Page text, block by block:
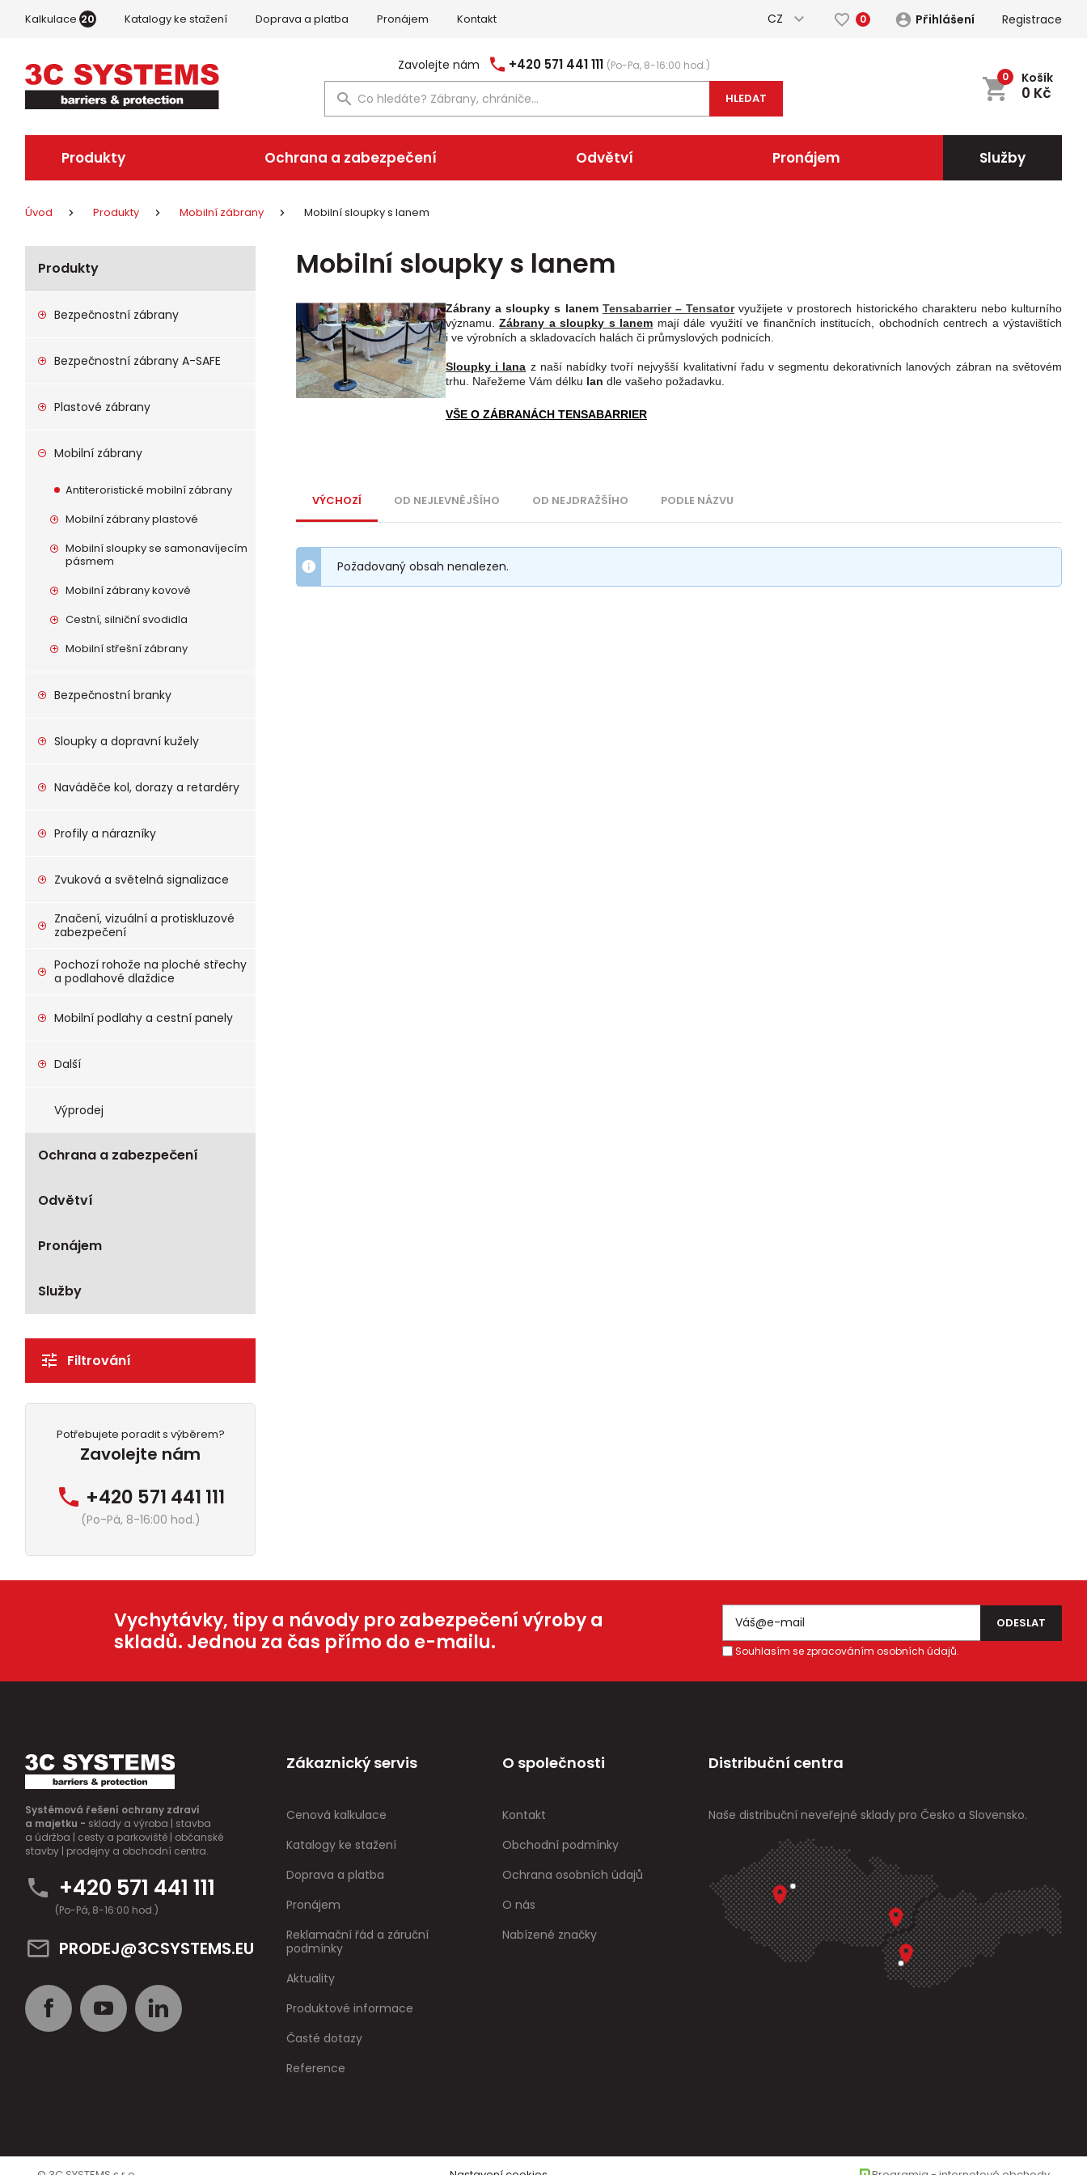
Kalkulace 20 Katalogy ke stažení Doprava a platba Pronájem Kontakt CZ 0 Přihlášení Registrace
Zavolejte nám +420 571 441 111 (Po-Pa, 8-16:00 hod.)
HLEDAT
Košík
0 Kč
0
Produkty Ochrana a zabezpečení Odvětví Pronájem Služby
Úvod Produkty Mobilní zábrany Mobilní sloupky s lanem
Produkty
Bezpečnostní zábrany
Bezpečnostní zábrany A-SAFE
Plastové zábrany
Mobilní zábrany
Antiteroristické mobilní zábrany
Mobilní zábrany plastové
Mobilní sloupky se samonavíjecím
pásmem
Mobilní zábrany kovové
Cestní, silniční svodidla
Mobilní střešní zábrany
Bezpečnostní branky
Sloupky a dopravní kužely
Naváděče kol, dorazy a retardéry
Profily a nárazníky
Zvuková a světelná signalizace
Značení, vizuální a protiskluzové
zabezpečení
Pochozí rohože na ploché střechy
a podlahové dlaždice
Mobilní podlahy a cestní panely
Další
Výprodej
Ochrana a zabezpečení
Odvětví
Pronájem
Služby
Filtrování
Potřebujete poradit s výběrem?
Zavolejte nám
+420 571 441 111
(Po-Pá, 8-16:00 hod.)
Mobilní sloupky s lanem
Zábrany a sloupky s lanem Tensabarrier – Tensator využijete v prostorech historického charakteru nebo kulturního
významu.Zábrany a sloupky s lanem mají dále využití ve finančních institucích, obchodních centrech a výstavištích
i ve výrobních a skladovacích halách či průmyslových podnicích.
Sloupky i lana z naší nabídky tvoří nejvyšší kvalitativní řadu v segmentu dekorativních lanových zábran na světovém
trhu. Nařežeme Vám délku lan dle vašeho požadavku.
VŠE O ZÁBRANÁCH TENSABARRIER
VÝCHOZÍ OD NEJLEVNĚJŠÍHO OD NEJDRAŽŠÍHO PODLE NÁZVU
Požadovaný obsah nenalezen.
Vychytávky, tipy a návody pro zabezpečení výroby a
skladů. Jednou za čas přímo do e-mailu.
Souhlasím se zpracováním osobních údajů.
Systémová řešení ochrany zdraví
a majetku - sklady a výroba | stavba
a údržba | cesty a parkoviště | občanské
stavby | prodejny a obchodní centra.
+420 571 441 111
(Po-Pá, 8-16:00 hod.)
PRODEJ@3CSYSTEMS.EU
Zákaznický servis
Cenová kalkulace
Katalogy ke stažení
Doprava a platba
Pronájem
Reklamační řád a záruční
podmínky
Aktuality
Produktové informace
Časté dotazy
Reference
O společnosti
Kontakt
Obchodní podmínky
Ochrana osobních údajů
O nás
Nabízené značky
Distribuční centra
Naše distribuční neveřejné sklady pro Česko a Slovensko.